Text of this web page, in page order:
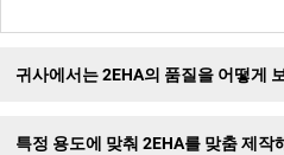
귀사에서는 2EHA의 품질을 어떻게
특정 용도에 맞춰 2EHA를 맞춤 제작